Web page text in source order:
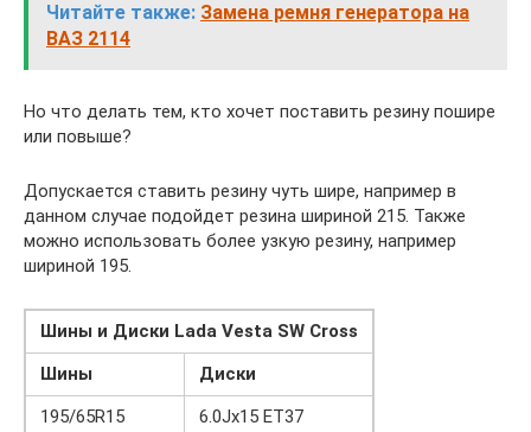
Читайте также: Замена ремня генератора на
ВАЗ 2114
Но что делать тем, кто хочет поставить резину пошире
или повыше?
Допускается ставить резину чуть шире, например в
данном случае подойдет резина шириной 215. Также
можно использовать более узкую резину, например
шириной 195.
Шины и Диски Lada Vesta SW Cross
Шины
Диски
195/65R15
6.0Jx15 ET37